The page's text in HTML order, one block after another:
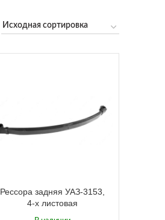
Рессора задняя УАЗ-3153,
4-х листовая